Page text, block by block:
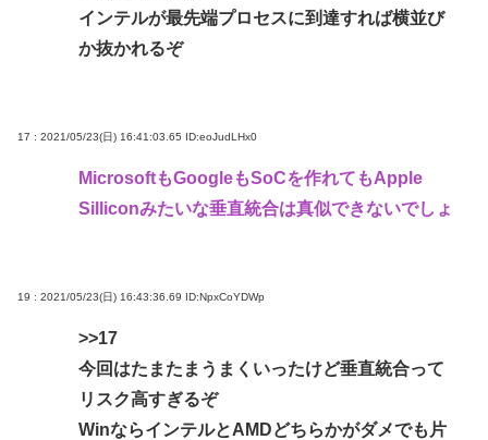
インテルが最先端プロセスに到達すれば横並び
か抜かれるぞ
17 : 2021/05/23(日) 16:41:03.65 ID:eoJudLHx0
MicrosoftもGoogleもSoCを作れてもApple
Silliconみたいな垂直統合は真似できないでしょ
19 : 2021/05/23(日) 16:43:36.69 ID:NpxCoYDWp
>>17
今回はたまたまうまくいったけど垂直統合って
リスク高すぎるぞ
WinならインテルとAMDどちらかがダメでも片